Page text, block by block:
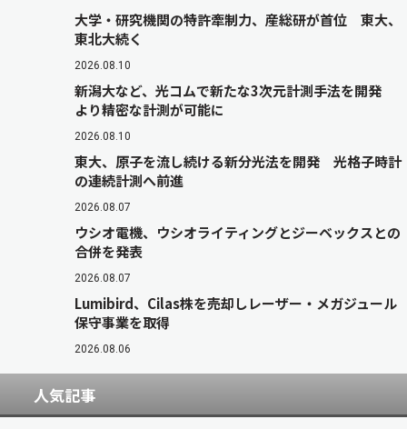
大学・研究機関の特許牽制力、産総研が首位 東大、
東北大続く
2026.08.10
新潟大など、光コムで新たな3次元計測手法を開発
より精密な計測が可能に
2026.08.10
東大、原子を流し続ける新分光法を開発 光格子時計
の連続計測へ前進
2026.08.07
ウシオ電機、ウシオライティングとジーベックスとの
合併を発表
2026.08.07
Lumibird、Cilas株を売却しレーザー・メガジュール
保守事業を取得
2026.08.06
人気記事